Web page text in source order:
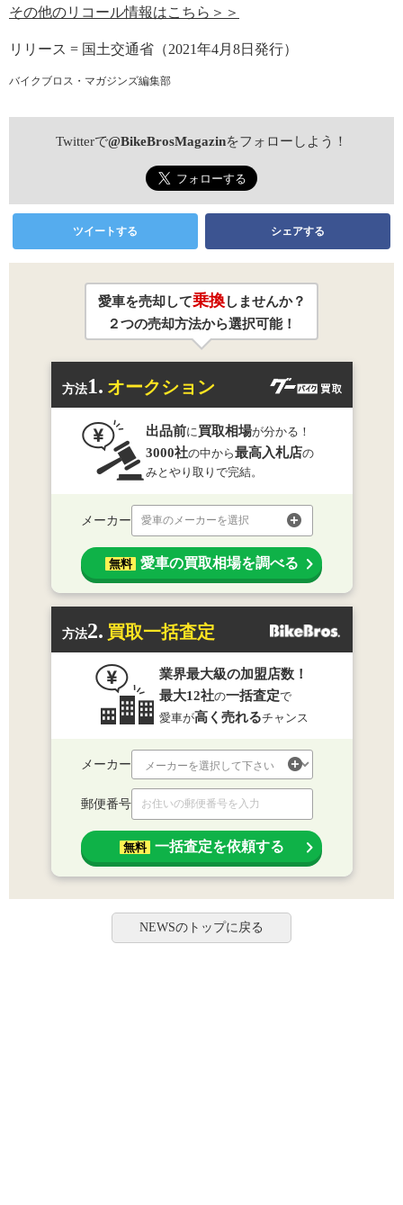
その他のリコール情報はこちら＞＞
リリース = 国土交通省（2021年4月8日発行）
バイクブロス・マガジンズ編集部
Twitterで@BikeBrosMagazinをフォローしよう！
ツイートする シェアする
愛車を売却して乗換しませんか？
２つの売却方法から選択可能！
方法1. オークション
出品前に買取相場が分かる！
3000社の中から最高入札店の
みとやり取りで完結。
メーカー 愛車のメーカーを選択
無料 愛車の買取相場を調べる
方法2. 買取一括査定
業界最大級の加盟店数！
最大12社の一括査定で
愛車が高く売れるチャンス
メーカー
郵便番号
無料 一括査定を依頼する
NEWSのトップに戻る